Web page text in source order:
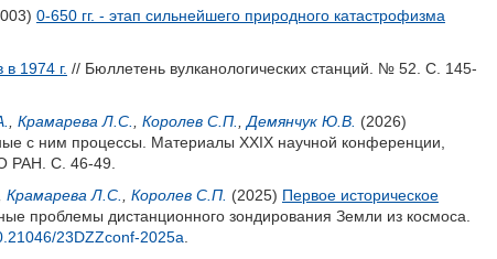
0-650 гг. - этап сильнейшего природного катастрофизма
1974 г. // Бюллетень вулканологических станций. № 52. С. 145-
Крамарева Л.С. Королев С.П. Демянчук Ю.В. (2026)
с ним процессы. Материалы XXIX научной конференции,
РАН. С. 46-49.
Крамарева Л.С. Королев С.П. (2025) Первое историческое
проблемы дистанционного зондирования Земли из космоса.
23DZZconf-2025a